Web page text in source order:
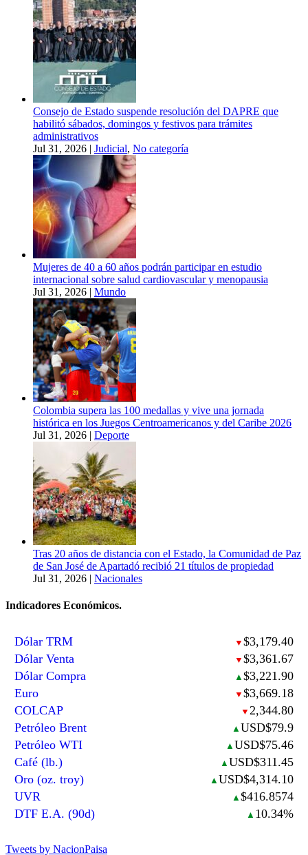
Consejo de Estado suspende resolución del DAPRE que
habilitó sábados, domingos y festivos para trámites
administrativos
Jul 31, 2026 | Judicial, No categoría
Mujeres de 40 a 60 años podrán participar en estudio
internacional sobre salud cardiovascular y menopausia
Jul 31, 2026 | Mundo
Colombia supera las 100 medallas y vive una jornada
histórica en los Juegos Centroamericanos y del Caribe 2026
Jul 31, 2026 | Deporte
Tras 20 años de distancia con el Estado, la Comunidad de Paz
de San José de Apartadó recibió 21 títulos de propiedad
Jul 31, 2026 | Nacionales
Indicadores Económicos.
Dólar TRM ▼ $3,179.40
Dólar Venta
▼ $3,361.67
Dólar Compra
▲ $3,221.90
Euro
▼ $3,669.18
COLCAP
▼ 2,344.80
Petróleo Brent
▲ USD$79.9
Petróleo WTI
▲ USD$75.46
Café (lb.)
▲ USD$311.45
Oro (oz. troy)
▲ USD$4,314.10
UVR
▲ $416.8574
DTF E.A. (90d)
▲ 10.34%
Tweets by NacionPaisa